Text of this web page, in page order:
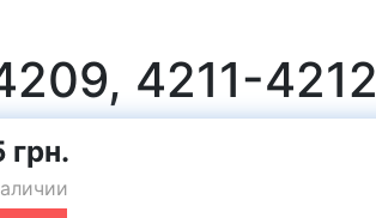
4211-4212
грн.